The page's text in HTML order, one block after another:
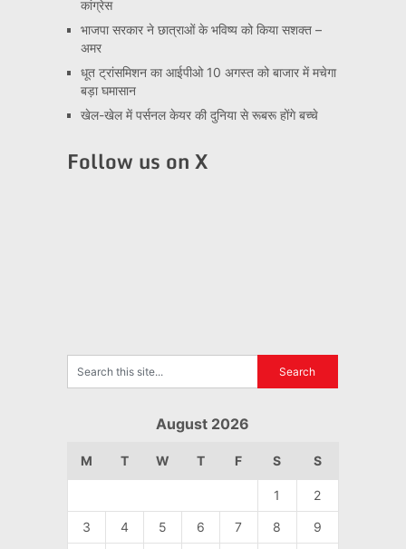
कांग्रेस
भाजपा सरकार ने छात्राओं के भविष्य को किया सशक्त –
अमर
धूत ट्रांसमिशन का आईपीओ 10 अगस्त को बाजार में मचेगा
बड़ा घमासान
खेल-खेल में पर्सनल केयर की दुनिया से रूबरू होंगे बच्चे
Follow us on X
August 2026
M T W T F S S
1 2
3 4 5 6 7 8 9